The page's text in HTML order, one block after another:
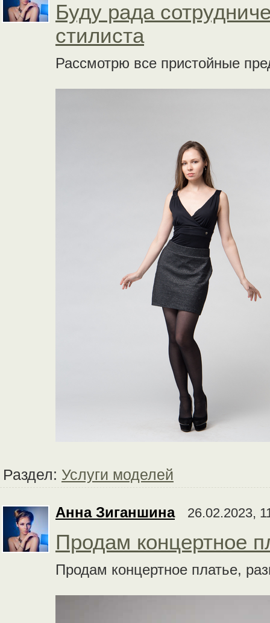
Буду рада
стилиста
Рассмотрю все пристойные
Раздел: Услуги моделей
Анна Зиганшина 26.02.2023,
Продам концертное
Продам концертное платье,